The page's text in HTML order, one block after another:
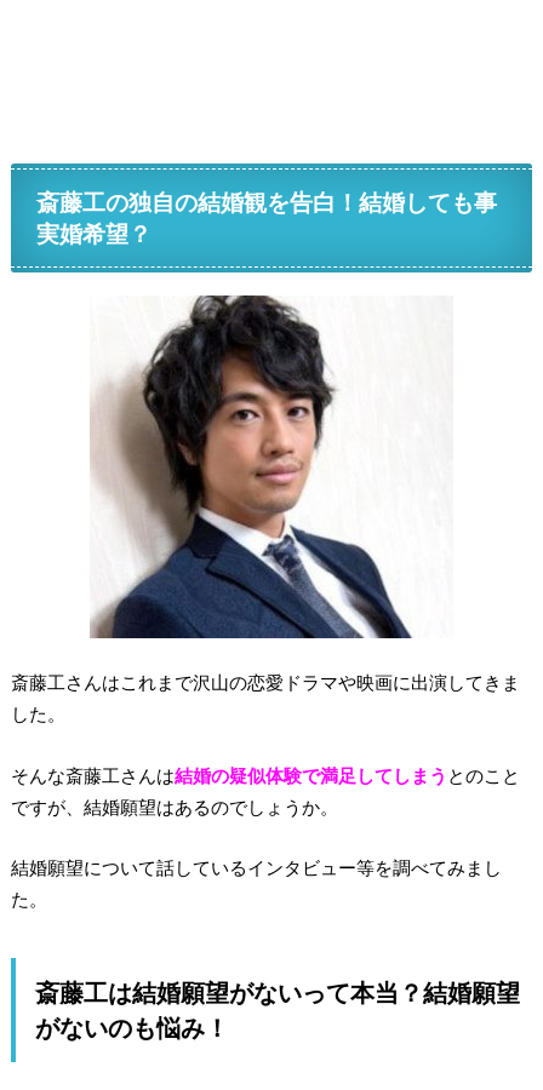
斎藤工の独自の結婚観を告白！結婚しても事
実婚希望？
斎藤工さんはこれまで沢山の恋愛ドラマや映画に出演してきま
した。
そんな斎藤工さんは結婚の疑似体験で満足してしまう とのこと
ですが、結婚願望はあるのでしょうか。
結婚願望について話しているインタビュー等を調べてみまし
た。
斎藤工は結婚願望がないって本当？結婚願望
がないのも悩み！